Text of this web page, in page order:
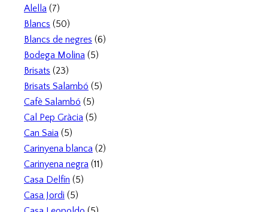
Alella (7)
Blancs (50)
Blancs de negres (6)
Bodega Molina (5)
Brisats (23)
Brisats Salambó (5)
Cafè Salambó (5)
Cal Pep Gràcia (5)
Can Saia (5)
Carinyena blanca (2)
Carinyena negra (11)
Casa Delfín (5)
Casa Jordi (5)